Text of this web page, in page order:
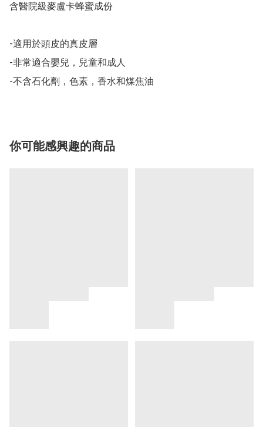
含醫院級麥盧卡蜂蜜成份
-適用於頭皮的真皮層
-非常適合嬰兒，兒童和成人
-不含石化劑，色素，香水和煤焦油
你可能感興趣的商品